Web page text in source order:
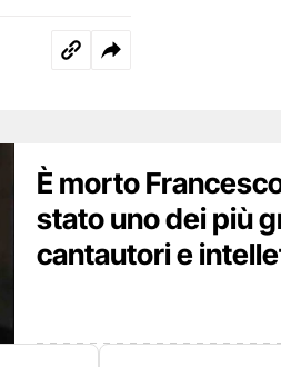
suo
mentre
strategia
accade
della regista
È morto
stato uno dei più
cantautori e